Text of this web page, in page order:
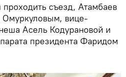
съезд, Атамбаев
вице-
Асель Кодурановой и
президента Фаридом